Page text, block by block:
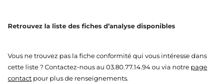
Retrouvez la liste des fiches d’analyse disponibles
Vous ne trouvez pas la fiche conformité qui vous intéresse dans
cette liste ? Contactez-nous au 03.80.77.14.94 ou via notre page
contact pour plus de renseignements.